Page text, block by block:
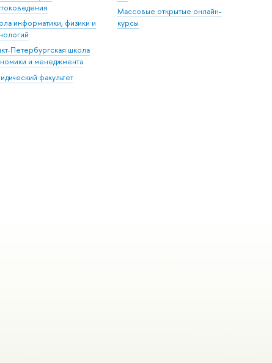
информатики, физики и
Петербургская школа
и менеджмента
факультет
Массовые открытые онлайн-
курсы